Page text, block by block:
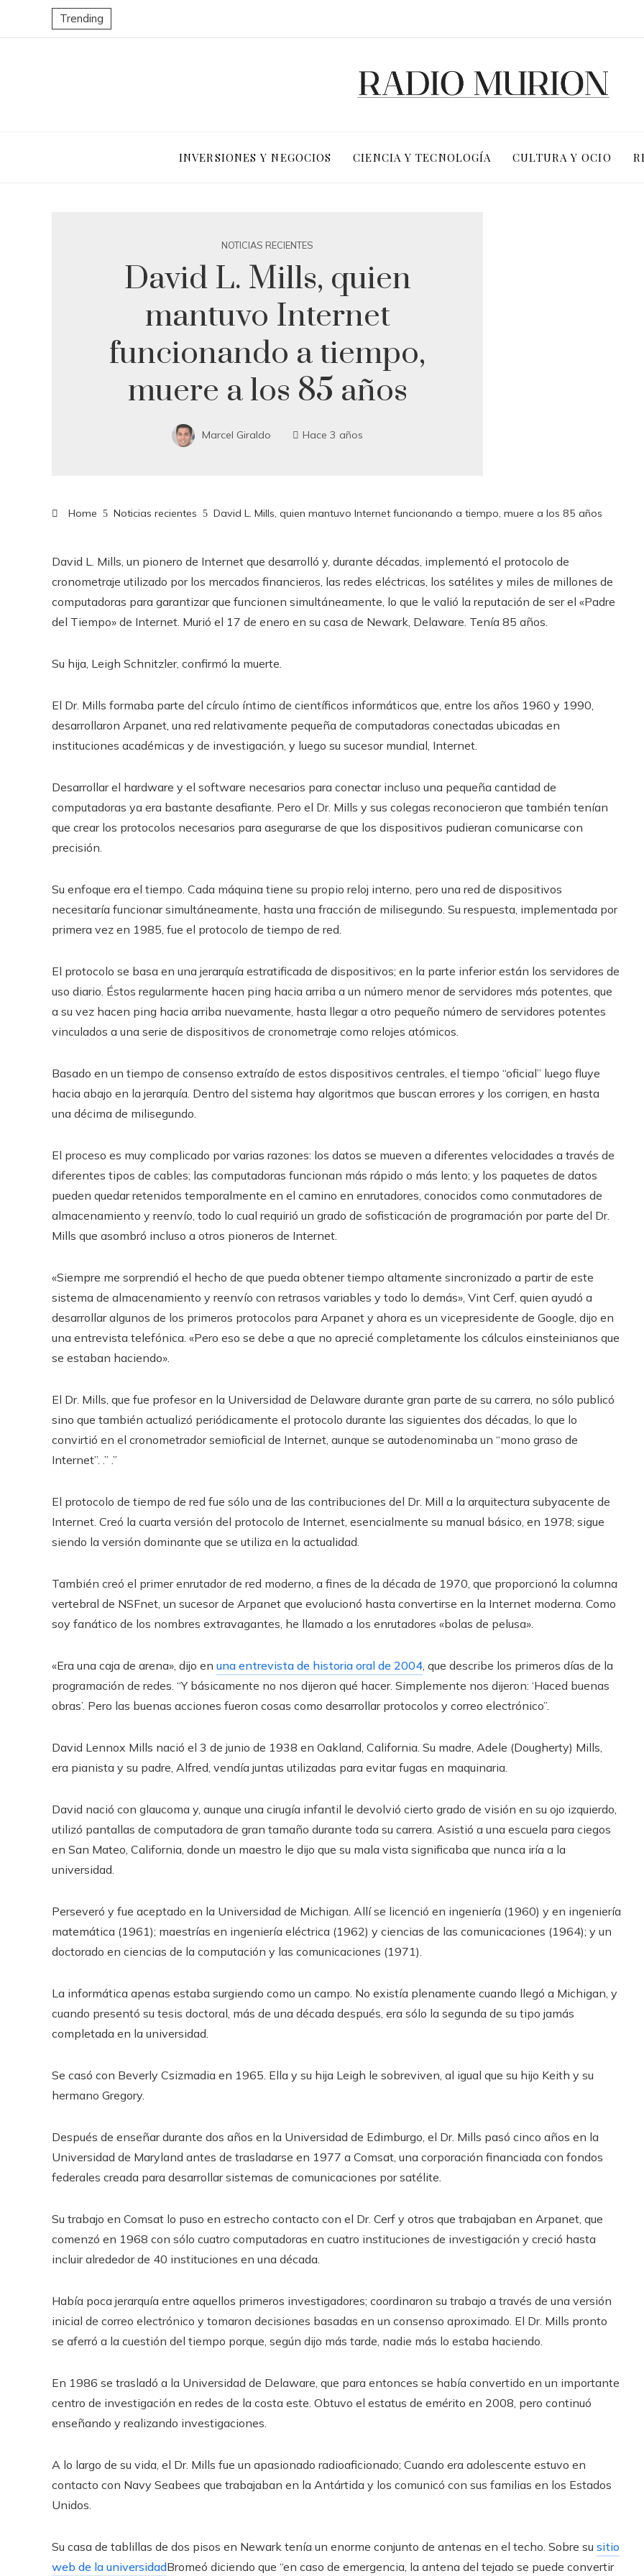
Trending
INVERSIONES Y NEGOCIOS CIENCIA Y TECNOLOGÍA CULTURA Y OCIO
NOTICIAS RECIENTES
David L. Mills, quien
mantuvo Internet
funcionando a tiempo,
muere a los 85 años
Marcel Giraldo Hace 3 años
Home Noticias recientes David L. Mills, quien mantuvo Internet funcionando a tiempo, muere a los 85 años
David L. Mills, un pionero de Internet que desarrolló y, durante décadas, implementó el protocolo de
cronometraje utilizado por los mercados financieros, las redes eléctricas, los satélites y miles de millones de
computadoras para garantizar que funcionen simultáneamente, lo que le valió la reputación de ser el «Padre
del Tiempo» de Internet. Murió el 17 de enero en su casa de Newark, Delaware. Tenía 85 años.
Su hija, Leigh Schnitzler, confirmó la muerte.
El Dr. Mills formaba parte del círculo íntimo de científicos informáticos que, entre los años 1960 y 1990,
desarrollaron Arpanet, una red relativamente pequeña de computadoras conectadas ubicadas en
instituciones académicas y de investigación, y luego su sucesor mundial, Internet.
Desarrollar el hardware y el software necesarios para conectar incluso una pequeña cantidad de
computadoras ya era bastante desafiante. Pero el Dr. Mills y sus colegas reconocieron que también tenían
que crear los protocolos necesarios para asegurarse de que los dispositivos pudieran comunicarse con
precisión.
Su enfoque era el tiempo. Cada máquina tiene su propio reloj interno, pero una red de dispositivos
necesitaría funcionar simultáneamente, hasta una fracción de milisegundo. Su respuesta, implementada por
primera vez en 1985, fue el protocolo de tiempo de red.
El protocolo se basa en una jerarquía estratificada de dispositivos; en la parte inferior están los servidores de
uso diario. Éstos regularmente hacen ping hacia arriba a un número menor de servidores más potentes, que
a su vez hacen ping hacia arriba nuevamente, hasta llegar a otro pequeño número de servidores potentes
vinculados a una serie de dispositivos de cronometraje como relojes atómicos.
Basado en un tiempo de consenso extraído de estos dispositivos centrales, el tiempo “oficial” luego fluye
hacia abajo en la jerarquía. Dentro del sistema hay algoritmos que buscan errores y los corrigen, en hasta
una décima de milisegundo.
El proceso es muy complicado por varias razones: los datos se mueven a diferentes velocidades a través de
diferentes tipos de cables; las computadoras funcionan más rápido o más lento; y los paquetes de datos
pueden quedar retenidos temporalmente en el camino en enrutadores, conocidos como conmutadores de
almacenamiento y reenvío, todo lo cual requirió un grado de sofisticación de programación por parte del Dr.
Mills que asombró incluso a otros pioneros de Internet.
«Siempre me sorprendió el hecho de que pueda obtener tiempo altamente sincronizado a partir de este
sistema de almacenamiento y reenvío con retrasos variables y todo lo demás», Vint Cerf, quien ayudó a
desarrollar algunos de los primeros protocolos para Arpanet y ahora es un vicepresidente de Google, dijo en
una entrevista telefónica. «Pero eso se debe a que no aprecié completamente los cálculos einsteinianos que
se estaban haciendo».
El Dr. Mills, que fue profesor en la Universidad de Delaware durante gran parte de su carrera, no sólo publicó
sino que también actualizó periódicamente el protocolo durante las siguientes dos décadas, lo que lo
convirtió en el cronometrador semioficial de Internet, aunque se autodenominaba un “mono graso de
Internet”. .” .”
El protocolo de tiempo de red fue sólo una de las contribuciones del Dr. Mill a la arquitectura subyacente de
Internet. Creó la cuarta versión del protocolo de Internet, esencialmente su manual básico, en 1978; sigue
siendo la versión dominante que se utiliza en la actualidad.
También creó el primer enrutador de red moderno, a fines de la década de 1970, que proporcionó la columna
vertebral de NSFnet, un sucesor de Arpanet que evolucionó hasta convertirse en la Internet moderna. Como
soy fanático de los nombres extravagantes, he llamado a los enrutadores «bolas de pelusa».
«Era una caja de arena», dijo en una entrevista de historia oral de 2004, que describe los primeros días de la
programación de redes. “Y básicamente no nos dijeron qué hacer. Simplemente nos dijeron: ‘Haced buenas
obras’. Pero las buenas acciones fueron cosas como desarrollar protocolos y correo electrónico”.
David Lennox Mills nació el 3 de junio de 1938 en Oakland, California. Su madre, Adele (Dougherty) Mills,
era pianista y su padre, Alfred, vendía juntas utilizadas para evitar fugas en maquinaria.
David nació con glaucoma y, aunque una cirugía infantil le devolvió cierto grado de visión en su ojo izquierdo,
utilizó pantallas de computadora de gran tamaño durante toda su carrera. Asistió a una escuela para ciegos
en San Mateo, California, donde un maestro le dijo que su mala vista significaba que nunca iría a la
universidad.
Perseveró y fue aceptado en la Universidad de Michigan. Allí se licenció en ingeniería (1960) y en ingeniería
matemática (1961); maestrías en ingeniería eléctrica (1962) y ciencias de las comunicaciones (1964); y un
doctorado en ciencias de la computación y las comunicaciones (1971).
La informática apenas estaba surgiendo como un campo. No existía plenamente cuando llegó a Michigan, y
cuando presentó su tesis doctoral, más de una década después, era sólo la segunda de su tipo jamás
completada en la universidad.
Se casó con Beverly Csizmadia en 1965. Ella y su hija Leigh le sobreviven, al igual que su hijo Keith y su
hermano Gregory.
Después de enseñar durante dos años en la Universidad de Edimburgo, el Dr. Mills pasó cinco años en la
Universidad de Maryland antes de trasladarse en 1977 a Comsat, una corporación financiada con fondos
federales creada para desarrollar sistemas de comunicaciones por satélite.
Su trabajo en Comsat lo puso en estrecho contacto con el Dr. Cerf y otros que trabajaban en Arpanet, que
comenzó en 1968 con sólo cuatro computadoras en cuatro instituciones de investigación y creció hasta
incluir alrededor de 40 instituciones en una década.
Había poca jerarquía entre aquellos primeros investigadores; coordinaron su trabajo a través de una versión
inicial de correo electrónico y tomaron decisiones basadas en un consenso aproximado. El Dr. Mills pronto
se aferró a la cuestión del tiempo porque, según dijo más tarde, nadie más lo estaba haciendo.
En 1986 se trasladó a la Universidad de Delaware, que para entonces se había convertido en un importante
centro de investigación en redes de la costa este. Obtuvo el estatus de emérito en 2008, pero continuó
enseñando y realizando investigaciones.
A lo largo de su vida, el Dr. Mills fue un apasionado radioaficionado; Cuando era adolescente estuvo en
contacto con Navy Seabees que trabajaban en la Antártida y los comunicó con sus familias en los Estados
Unidos.
Su casa de tablillas de dos pisos en Newark tenía un enorme conjunto de antenas en el techo. Sobre su sitio
web de la universidadBromeó diciendo que “en caso de emergencia, la antena del tejado se puede convertir